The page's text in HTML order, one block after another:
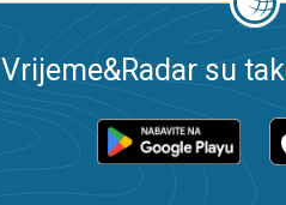
Vrijeme&Radar su